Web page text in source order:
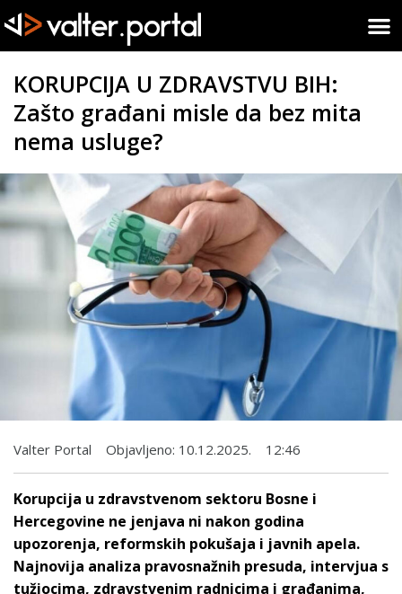
KORUPCIJA U ZDRAVSTVU BIH:
Zašto građani misle da bez mita
nema usluge?
Valter Portal Objavljeno: 10.12.2025. 12:46
Korupcija u zdravstvenom sektoru Bosne i
Hercegovine ne jenjava ni nakon godina
upozorenja, reformskih pokušaja i javnih apela.
Najnovija analiza pravosnažnih presuda, intervjua s
tužiocima, zdravstvenim radnicima i građanima,